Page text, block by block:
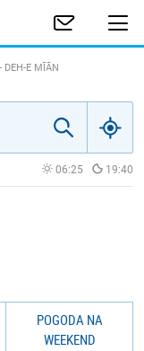
DEH-E MĪĀN
06:25 19:40
POGODA NA
WEEKEND